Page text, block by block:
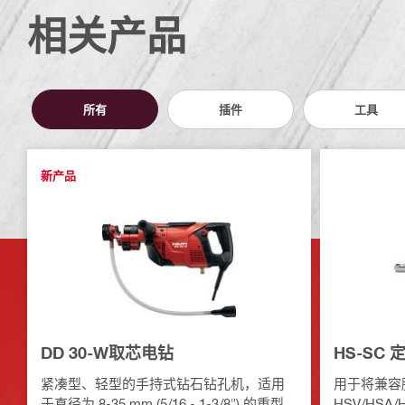
相关产品
所有 插件 工具
新产品
DD 30-W取芯电钻
紧凑型、轻型的手持式钻石钻孔机，适用
HS-SC
用于将兼